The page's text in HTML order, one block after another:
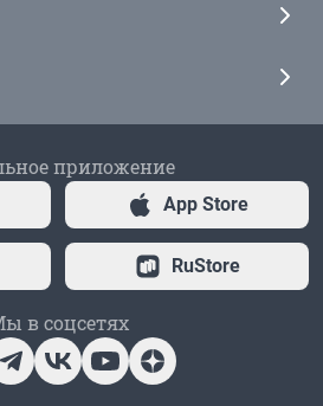
приложение
App Store
RuStore
в соцсетях